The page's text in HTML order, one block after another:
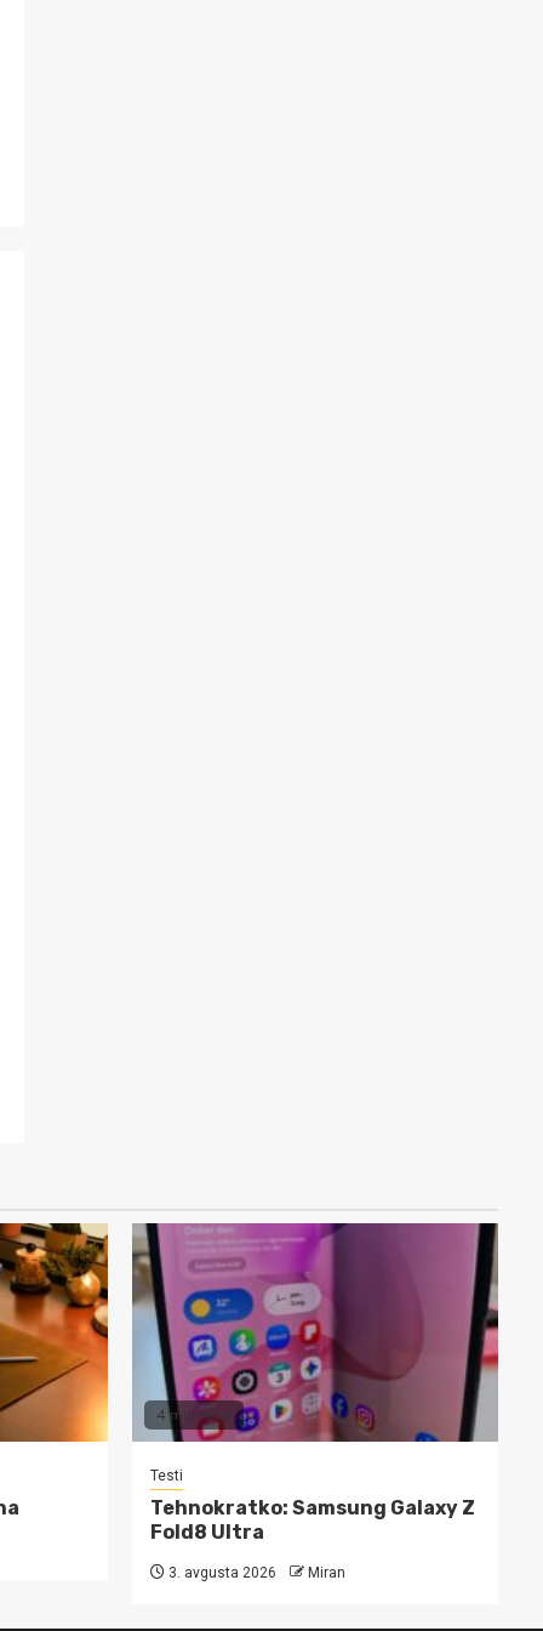
4 min read
Testi
Tehnokratko: Samsung Galaxy Z
Fold8 Ultra
3. avgusta 2026 Miran